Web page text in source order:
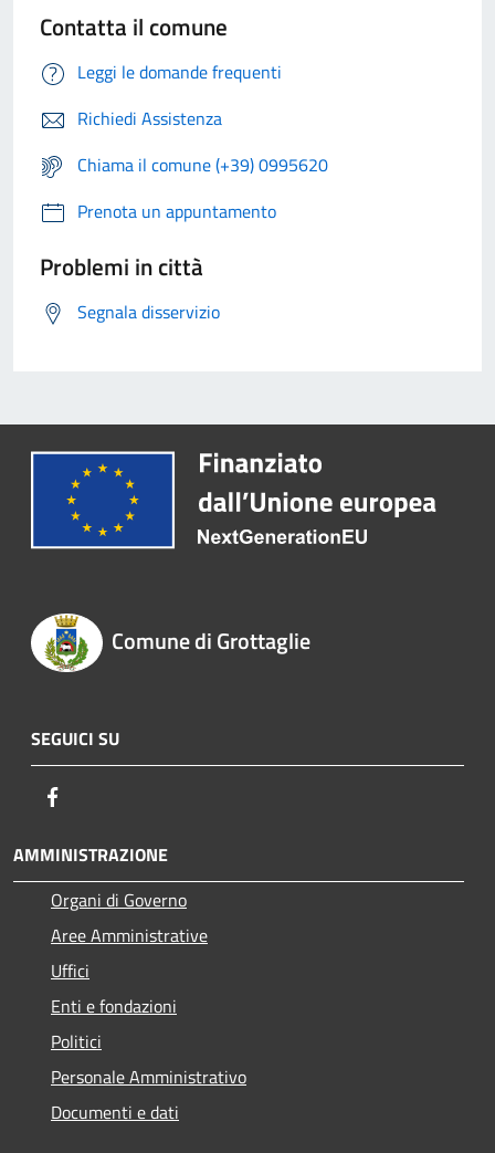
Contatta il comune
Leggi le domande frequenti
Richiedi Assistenza
Chiama il comune (+39) 0995620
Prenota un appuntamento
Problemi in città
Segnala disservizio
Comune di Grottaglie
SEGUICI SU
AMMINISTRAZIONE
Organi di Governo
Aree Amministrative
Uffici
Enti e fondazioni
Politici
Personale Amministrativo
Documenti e dati